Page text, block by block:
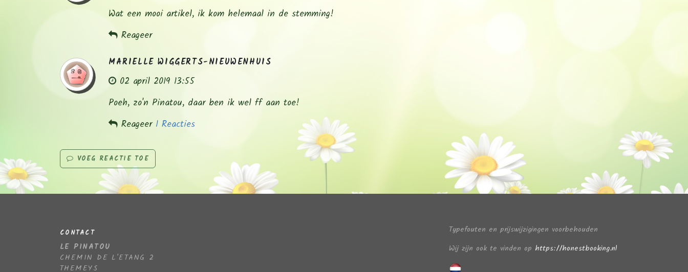
Wat een mooi artikel, ik kom helemaal in de stemming!
Reageer
MARIELLE WIGGERTS-NIEUWENHUIS
02 april 2019 13:55
Poeh, zo'n Pinatou, daar ben ik wel ff aan toe!
Reageer 1 Reacties
VOEG REACTIE TOE
CONTACT
LE PINATOU
CHEMIN DE L'ETANG 2
THEMEYS
Typefouten en prijswijzigingen voorbehouden
Wij zijn ook te vinden op https://honestbooking.nl